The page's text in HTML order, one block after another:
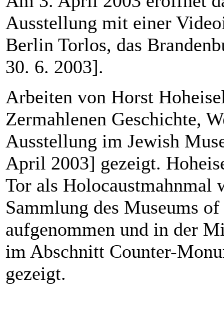
Ausstellung mit einer
Berlin Torlos, das
30. 6. 2003].
Arbeiten von Horst
Zermahlenen Geschichte,
Ausstellung im Jewish
April 2003] gezeigt.
Tor als Holocaustmahnmal
Sammlung des Museums
aufgenommen und in der
im Abschnitt Counter-
gezeigt.